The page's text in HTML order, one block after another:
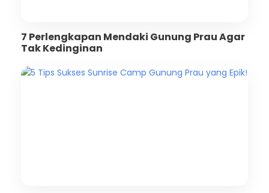
7 Perlengkapan Mendaki Gunung Prau Agar
Tak Kedinginan